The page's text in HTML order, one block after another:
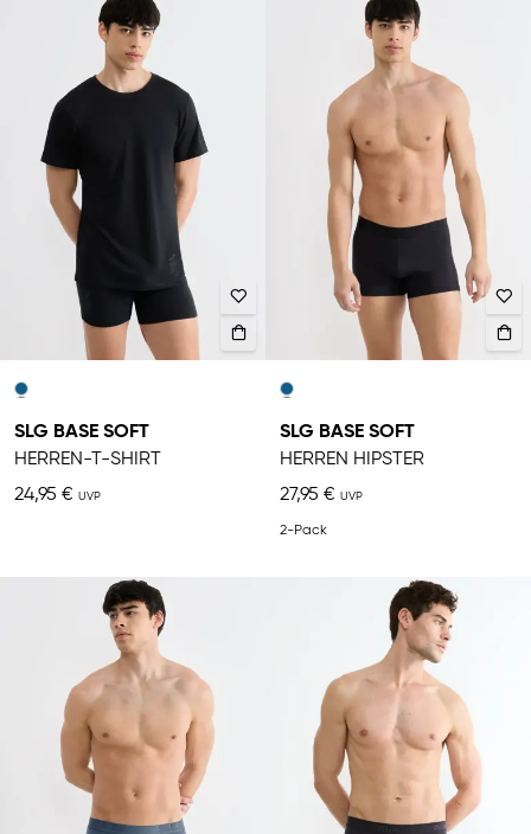
SLG BASE SOFT
HERREN-T-SHIRT
24,95 €
SLG BASE SOFT
HERREN HIPSTER
27,95 €
2-Pack